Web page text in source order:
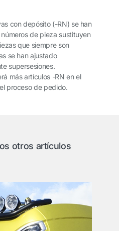
con depósito (-RN) se han
de pieza sustituyen
que siempre son
se han ajustado
supersesiones.
más artículos -RN en el
proceso de pedido.
otros artículos